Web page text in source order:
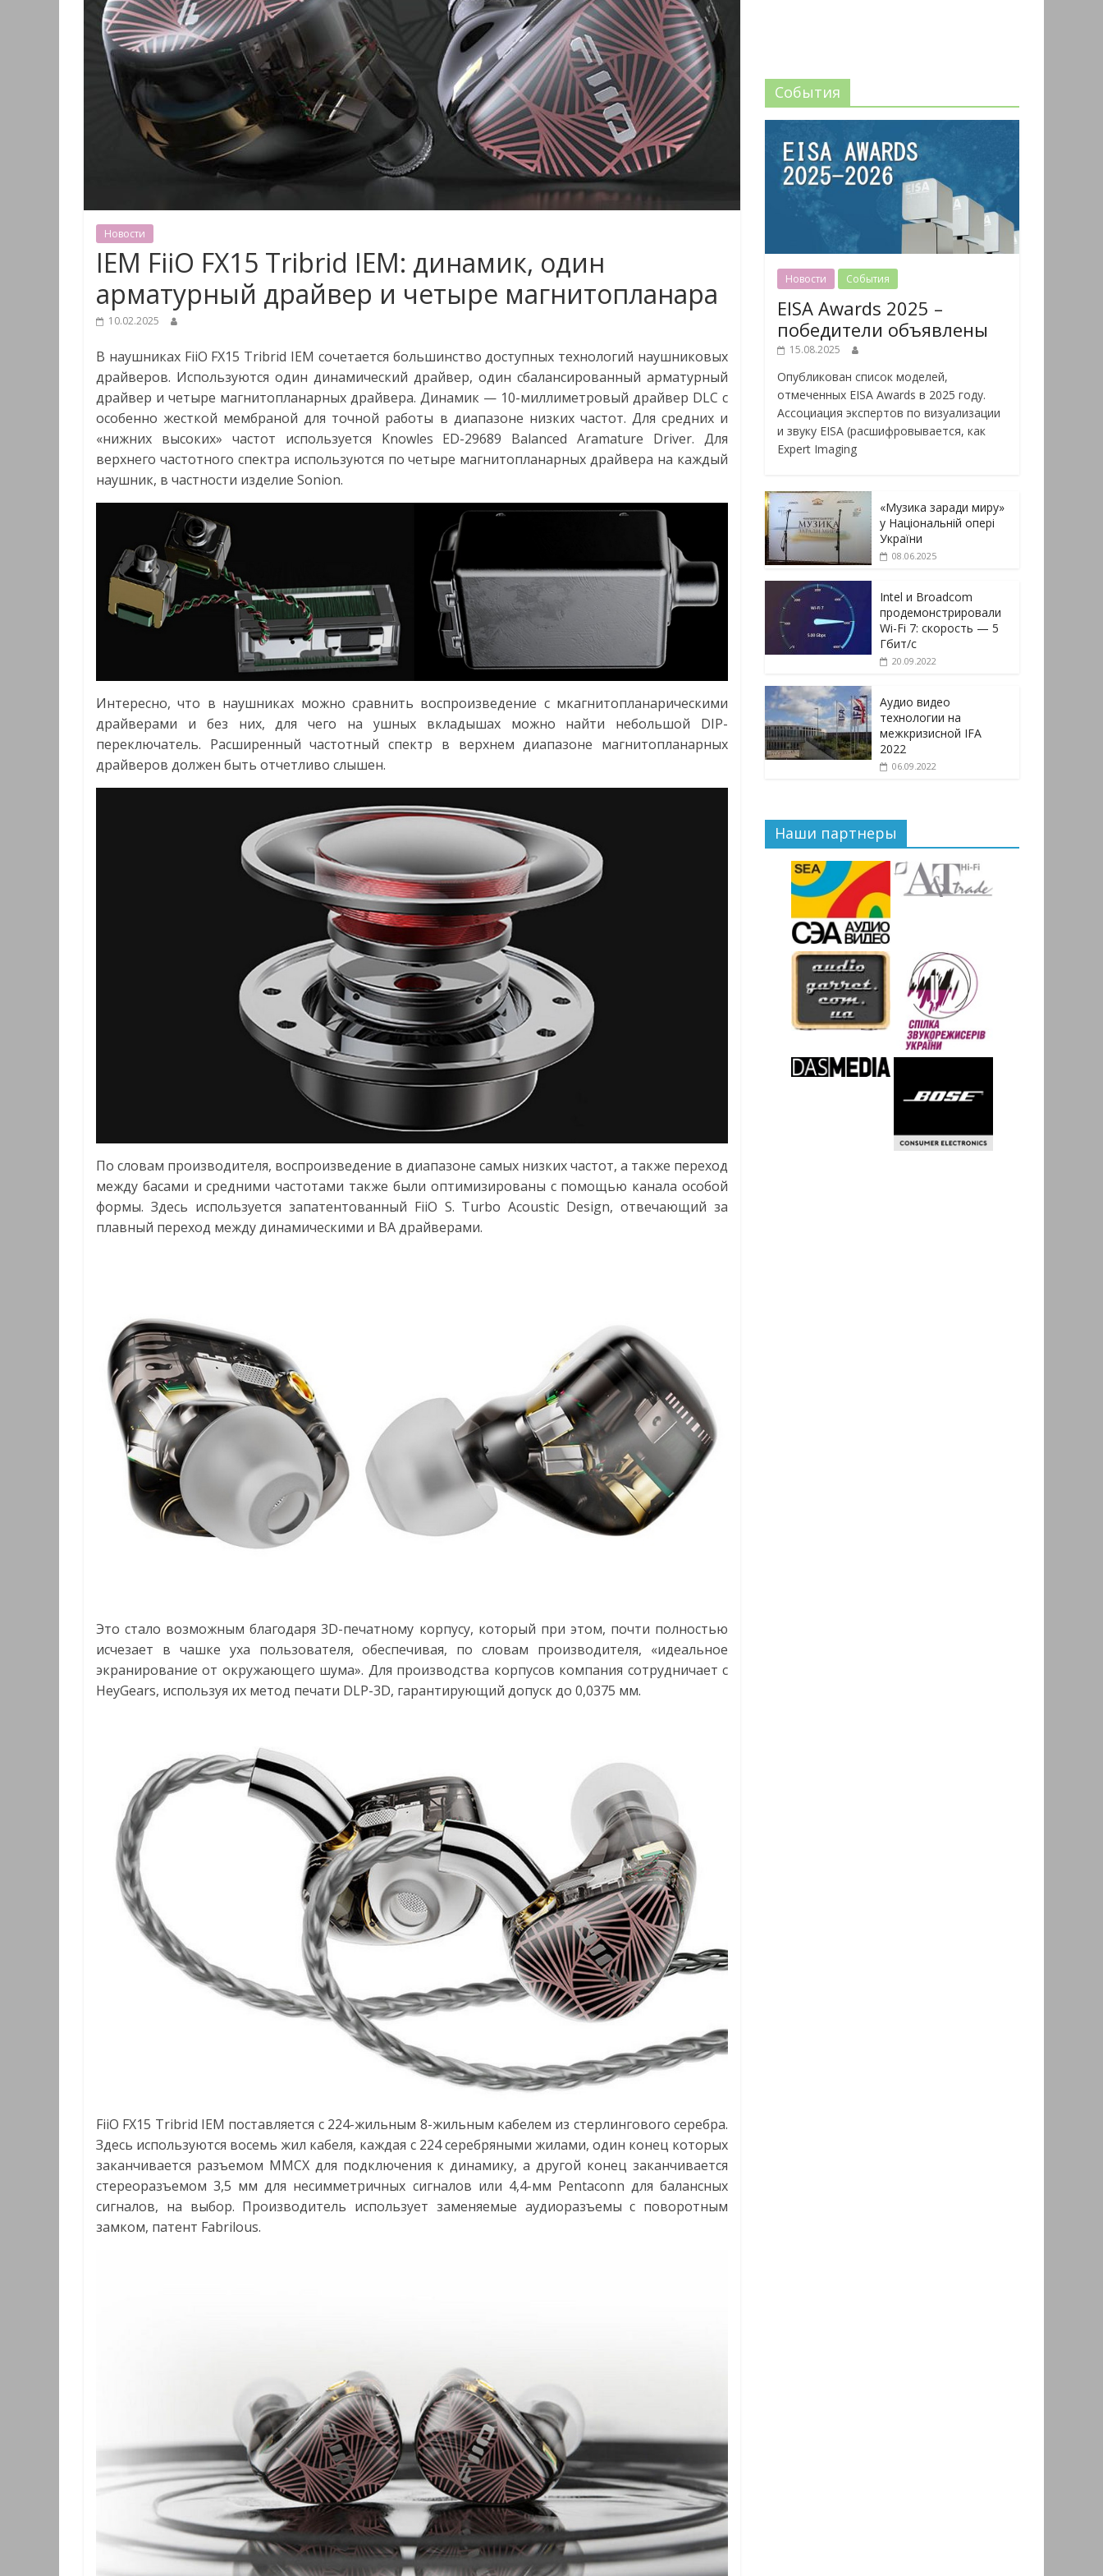
Новости
IEM FiiO FX15 Tribrid IEM: динамик, один
арматурный драйвер и четыре магнитопланара
10.02.2025
В наушниках FiiO FX15 Tribrid IEM сочетается большинство доступных технологий наушниковых
драйверов. Используются один динамический драйвер, один сбалансированный арматурный
драйвер и четыре магнитопланарных драйвера. Динамик — 10-миллиметровый драйвер DLC с
особенно жесткой мембраной для точной работы в диапазоне низких частот. Для средних и
«нижних высоких» частот используется Knowles ED-29689 Balanced Aramature Driver. Для
верхнего частотного спектра используются по четыре магнитопланарных драйвера на каждый
наушник, в частности изделие Sonion.
Интересно, что в наушниках можно сравнить воспроизведение с мкагнитопланарическими
драйверами и без них, для чего на ушных вкладышах можно найти небольшой DIP-
переключатель. Расширенный частотный спектр в верхнем диапазоне магнитопланарных
драйверов должен быть отчетливо слышен.
По словам производителя, воспроизведение в диапазоне самых низких частот, а также переход
между басами и средними частотами также были оптимизированы с помощью канала особой
формы. Здесь используется запатентованный FiiO S. Turbo Acoustic Design, отвечающий за
плавный переход между динамическими и BA драйверами.
Это стало возможным благодаря 3D-печатному корпусу, который при этом, почти полностью
исчезает в чашке уха пользователя, обеспечивая, по словам производителя, «идеальное
экранирование от окружающего шума». Для производства корпусов компания сотрудничает с
HeyGears, используя их метод печати DLP-3D, гарантирующий допуск до 0,0375 мм.
FiiO FX15 Tribrid IEM поставляется с 224-жильным 8-жильным кабелем из стерлингового серебра.
Здесь используются восемь жил кабеля, каждая с 224 серебряными жилами, один конец которых
заканчивается разъемом MMCX для подключения к динамику, а другой конец заканчивается
стереоразъемом 3,5 мм для несимметричных сигналов или 4,4-мм Pentaconn для балансных
сигналов, на выбор. Производитель использует заменяемые аудиоразъемы с поворотным
замком, патент Fabrilous.
События
Новости События
EISA Awards 2025 –
победители объявлены
15.08.2025
Опубликован список моделей,
отмеченных EISA Awards в 2025 году.
Ассоциация экспертов по визуализации
и звуку EISA (расшифровывается, как
Expert Imaging
«Музика заради миру»
у Національній опері
України
08.06.2025
Intel и Broadcom
продемонстрировали
Wi-Fi 7: скорость — 5
Гбит/с
20.09.2022
Аудио видео
технологии на
межкризисной IFA
2022
06.09.2022
Наши партнеры